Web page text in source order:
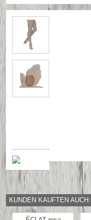
KUNDEN KAUFTEN AUCH: